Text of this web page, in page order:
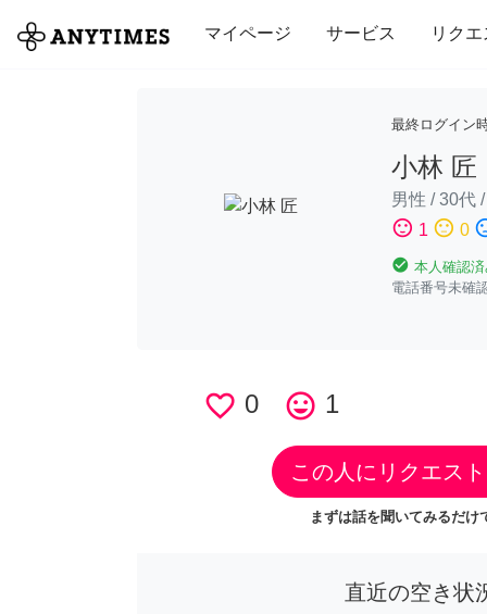
マイページ サービス リクエ
全て 修理・組立 家事 引っ越し
最終ログイン
小林 匠
男性 /30代 /
sentiment_satisfied 1 sentiment_neutral 0
check_circle 本人確認
電話番号未確
favorite_border 0 tag_faces 1
この人にリクエス
まずは話を聞いてみるだけ
直近の空き状